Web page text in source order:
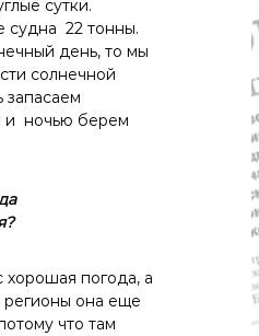
сутки.
судна 22 тонны.
день, то мы
солнечной
запасаем
и ночью берем
погода, а
она еще
что там